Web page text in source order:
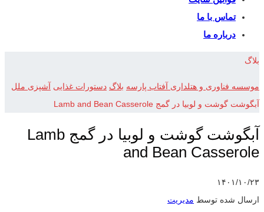
تماس با ما
درباره ما
بلاگ
موسسه فناوری و هتلداری آفتاب پارسه بلاگ دستورات غذایی آشپزی ملل
آبگوشت گوشت و لوبیا در گمج Lamb and Bean Casserole
آبگوشت گوشت و لوبیا در گمج Lamb
and Bean Casserole
۱۴۰۱/۱۰/۲۳
ارسال شده توسط مدیریت